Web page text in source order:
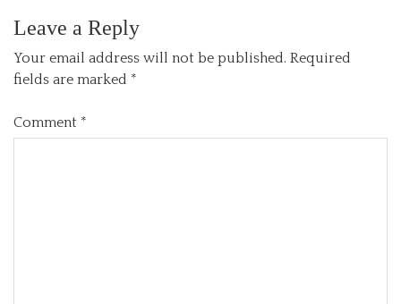
Leave a Reply
Your email address will not be published. Required
fields are marked *
Comment *